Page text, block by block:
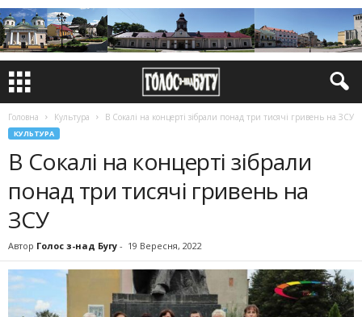
Головна Культура В Сокалі на концерті зібрали понад три тисячі гривень на ЗСУ
КУЛЬТУРА
В Сокалі на концерті зібрали
понад три тисячі гривень на
ЗСУ
Автор Голос з-над Бугу - 19 Вересня, 2022